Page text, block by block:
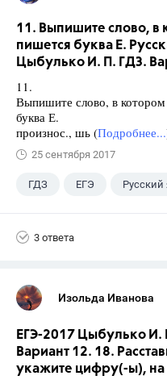
11. Выпишите слово, в
пишется буква Е.
Цыбулько И. П. ГДЗ.
11.
Выпишите слово, в
буква Е.
произнос., шь (Подробнее...
25 сентября 2017
ГДЗ ЕГЭ Русский
3 ответа
Изольда Иванова
ЕГЭ-2017 Цыбулько И.
Вариант 12. 18.
укажите цифру(-ы), на